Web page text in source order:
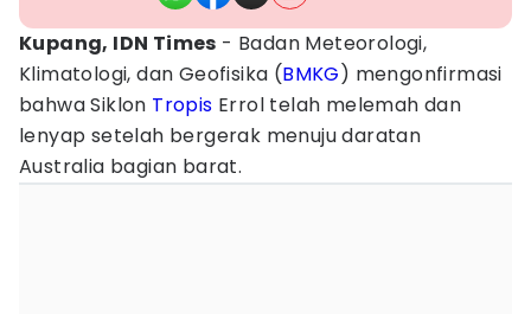
Kupang, IDN Times - Badan Meteorologi,
Klimatologi, dan Geofisika (BMKG) mengonfirmasi
bahwa Siklon Tropis Errol telah melemah dan
lenyap setelah bergerak menuju daratan
Australia bagian barat.